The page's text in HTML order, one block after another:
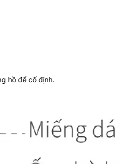
hồ để cố định.